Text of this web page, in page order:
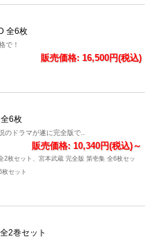
全6枚
で！
販売価格: 16,500円(税込)
6枚
のドラマが遂に完全版で..
販売価格: 10,340円(税込)～
2枚セット、宮本武蔵 完全版 第壱集 全6枚セッ
セット
2巻セット